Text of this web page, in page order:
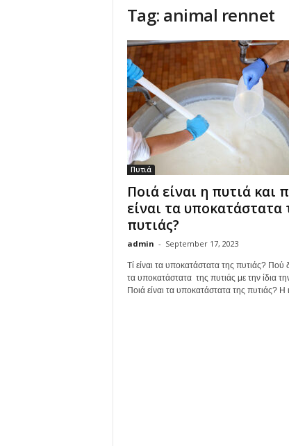
Tag: animal rennet
Πυτιά
Ποιά είναι η πυτιά και
είναι τα υποκατάστατα
πυτιάς?
admin - September 17, 2023
Τί είναι τα υποκατάστατα της πυτιάς? Πού
τα υποκατάστατα της πυτιάς με την ίδια
Ποιά είναι τα υποκατάστατα της πυτιάς? Η